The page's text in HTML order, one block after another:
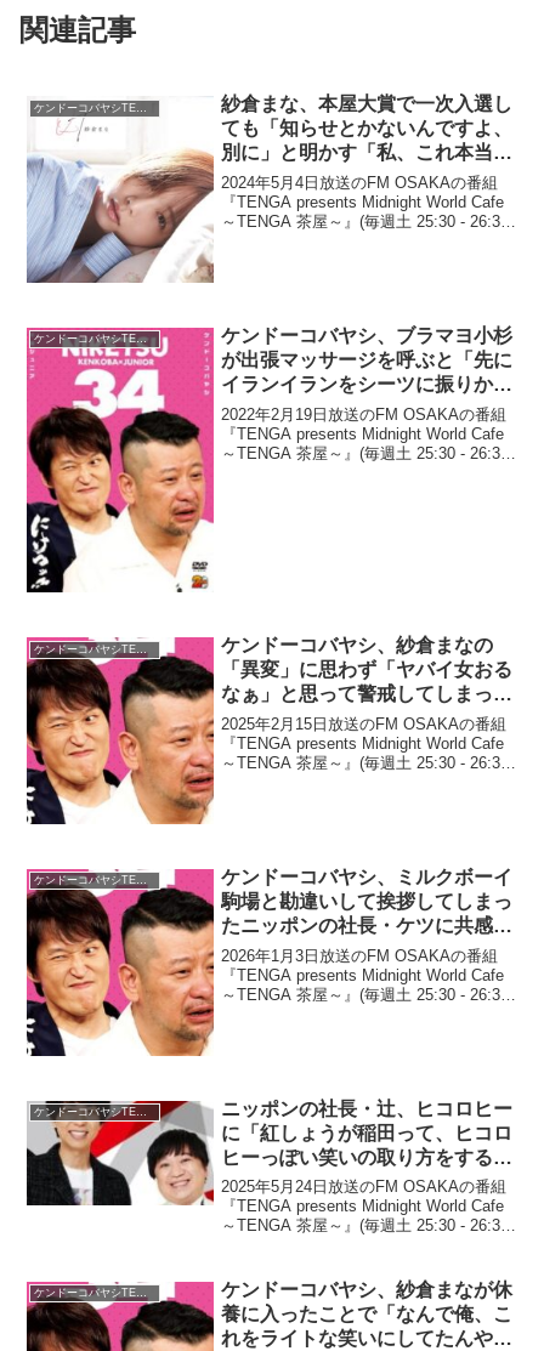
関連記事
紗倉まな、本屋大賞で一次入選し
ても「知らせとかないんですよ、
別に」と明かす「私、これ本当に
知らなくて」
2024年5月4日放送のFM OSAKAの番組
『TENGA presents Midnight World Cafe
～TENGA 茶屋～』(毎週土 25:30 - 26:30)
ケンドーコバヤシTENGA茶屋
ケンドーコバヤシ、ブラマヨ小杉
が出張マッサージを呼ぶと「先に
イランイランをシーツに振りかけ
ていた」と暴露
2022年2月19日放送のFM OSAKAの番組
『TENGA presents Midnight World Cafe
～TENGA 茶屋～』(毎週土 25:30 - 26:30)
ケンドーコバヤシ、紗倉まなの
「異変」に思わず「ヤバイ女おる
なぁ」と思って警戒してしまった
と告白
2025年2月15日放送のFM OSAKAの番組
『TENGA presents Midnight World Cafe
～TENGA 茶屋～』(毎週土 25:30 - 26:30)
ケンドーコバヤシTENGA茶屋
ケンドーコバヤシ、ミルクボーイ
駒場と勘違いして挨拶してしまっ
たニッポンの社長・ケツに共感
「でも、しゃあないで…」
2026年1月3日放送のFM OSAKAの番組
『TENGA presents Midnight World Cafe
～TENGA 茶屋～』(毎週土 25:30 - 26:30)
ケンドーコバヤシTENGA茶屋
ニッポンの社長・辻、ヒコロヒー
に「紅しょうが稲田って、ヒコロ
ヒーっぽい笑いの取り方をするよ
な」と言ったところ驚きの返答
「アイツ、私パクっとんすよ」
2025年5月24日放送のFM OSAKAの番組
『TENGA presents Midnight World Cafe
～TENGA 茶屋～』(毎週土 25:30 - 26:30)
ケンドーコバヤシTENGA茶屋
ケンドーコバヤシ、紗倉まなが休
養に入ったことで「なんで俺、こ
れをライトな笑いにしてたんや」